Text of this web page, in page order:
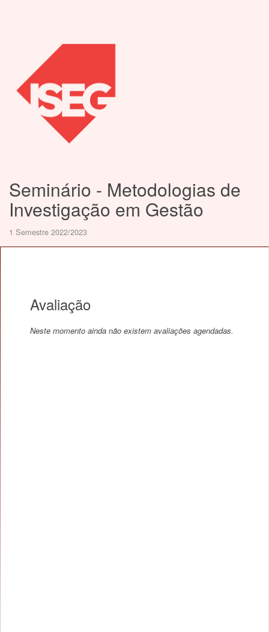
Seminário - Metodologias de
Investigação em Gestão
1 Semestre 2022/2023
Avaliação
Neste momento ainda não existem avaliações agendadas.